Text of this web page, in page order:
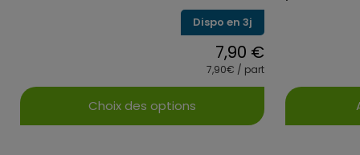
Dispo en 3j
7,90 €
7,90€ / part
Choix des options